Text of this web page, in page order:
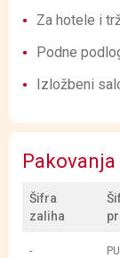
Za hotele i
Podne
Izložbeni
Pakovanja
Šifra
zaliha
-